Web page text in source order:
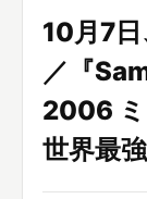
10月7
／『
2006 ミ
世界最